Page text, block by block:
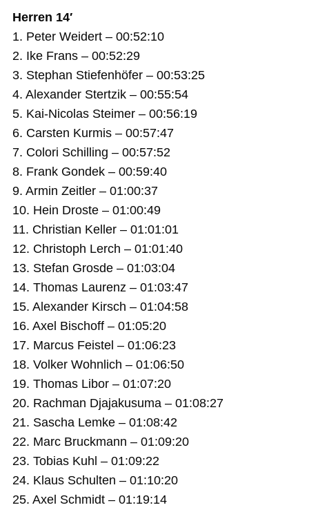
Herren 14′
1. Peter Weidert – 00:52:10
2. Ike Frans – 00:52:29
3. Stephan Stiefenhöfer – 00:53:25
4. Alexander Stertzik – 00:55:54
5. Kai-Nicolas Steimer – 00:56:19
6. Carsten Kurmis – 00:57:47
7. Colori Schilling – 00:57:52
8. Frank Gondek – 00:59:40
9. Armin Zeitler – 01:00:37
10. Hein Droste – 01:00:49
11. Christian Keller – 01:01:01
12. Christoph Lerch – 01:01:40
13. Stefan Grosde – 01:03:04
14. Thomas Laurenz – 01:03:47
15. Alexander Kirsch – 01:04:58
16. Axel Bischoff – 01:05:20
17. Marcus Feistel – 01:06:23
18. Volker Wohnlich – 01:06:50
19. Thomas Libor – 01:07:20
20. Rachman Djajakusuma – 01:08:27
21. Sascha Lemke – 01:08:42
22. Marc Bruckmann – 01:09:20
23. Tobias Kuhl – 01:09:22
24. Klaus Schulten – 01:10:20
25. Axel Schmidt – 01:19:14